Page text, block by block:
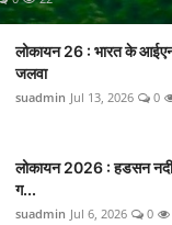
लोकायन 26 : भारत के
जलवा
suadmin Jul 13, 2026 0
लोकायन 2026 : हडसन नदी
ग...
suadmin Jul 6, 2026 0